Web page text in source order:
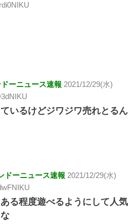
ーニュース速報 2021/12/29(水)
いるけどジワジワ売れとるん
ドーニュース速報 2021/12/29(水)
る程度遊べるようにして人気